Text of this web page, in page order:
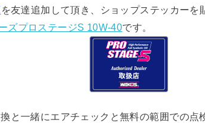
を友達追加して頂き、ショップステッカーを
ズプロステージS 10W-40です。
と一緒にエアチェックと無料の範囲での点